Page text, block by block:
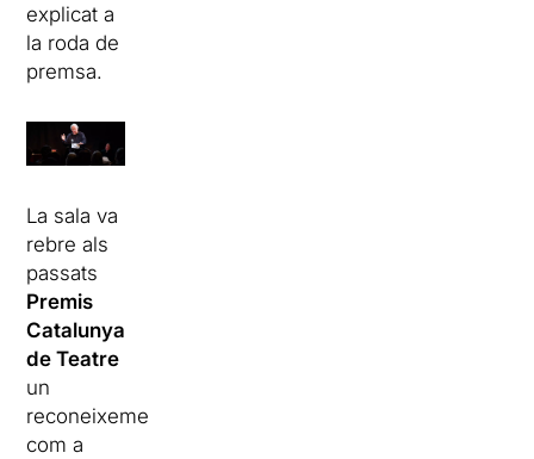
explicat a
la roda de
premsa.
La sala va
rebre als
passats
Premis
Catalunya
de Teatre
un
reconeixement
com a